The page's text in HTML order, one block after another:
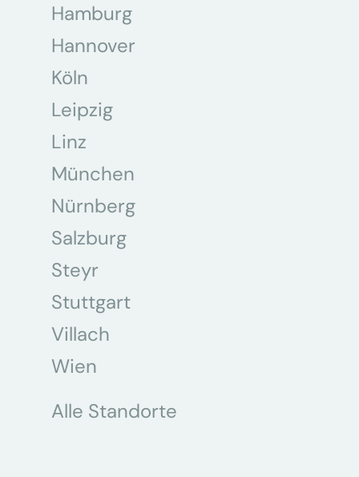
Hamburg
Hannover
Köln
Leipzig
Linz
München
Nürnberg
Salzburg
Steyr
Stuttgart
Villach
Wien
Alle Standorte